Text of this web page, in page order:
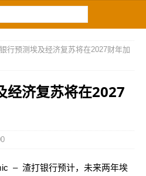
行预测埃及经济复苏将在2027财年加
经济复苏将在2027
– 渣打银行预计，未来两年埃